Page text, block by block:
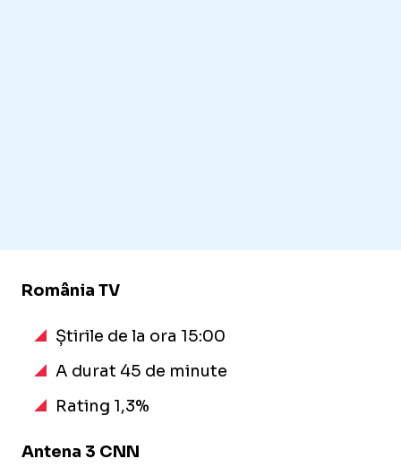
România TV
Știrile de la ora 15:00
A durat 45 de minute
Rating 1,3%
Antena 3 CNN